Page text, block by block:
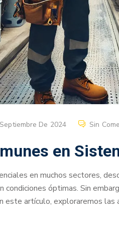
De 2024 Sin
en
en muchos sectores,
óptimas. Sin
este artículo, exploraremos las